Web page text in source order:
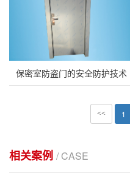
保密室防盗门的安全防护技术
<< 1
相关案例 / CASE